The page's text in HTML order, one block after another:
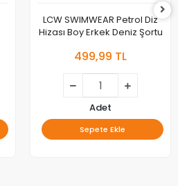
LCW SWIMWEAR Petrol Diz
Hizası Boy Erkek Deniz Şortu
499,99 TL
Adet
Sepete Ekle